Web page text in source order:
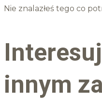
Nie znalazłeś tego co
innym